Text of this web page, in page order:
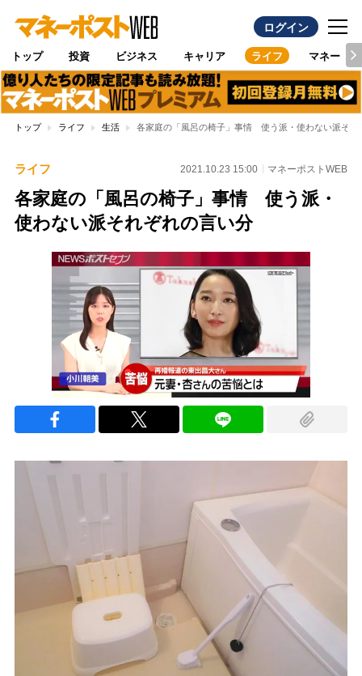
ログイン
トップ 投資 ビジネス キャリア ライフ マネー
トップ ライフ 生活 各家庭の「風呂の椅子」事情 使う派・使わない派それ
ライフ 2021.10.23 15:00 マネーポストWEB
各家庭の「風呂の椅子」事情 使う派・
使わない派それぞれの言い分